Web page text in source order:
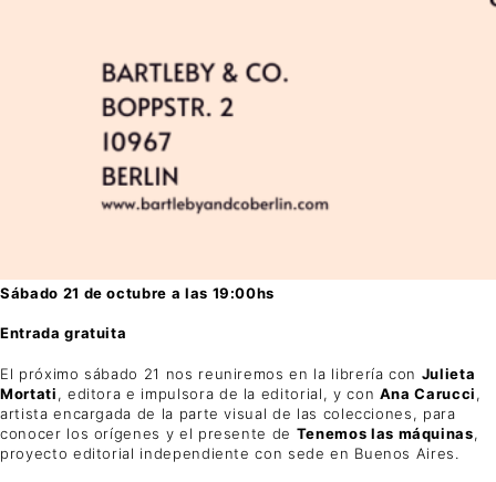
Sábado 21 de octubre a las 19:00hs
Entrada gratuita
El próximo sábado 21 nos reuniremos en la librería con Julieta
Mortati, editora e impulsora de la editorial, y con Ana Carucci,
artista encargada de la parte visual de las colecciones, para
conocer los orígenes y el presente de Tenemos las máquinas,
proyecto editorial independiente con sede en Buenos Aires.